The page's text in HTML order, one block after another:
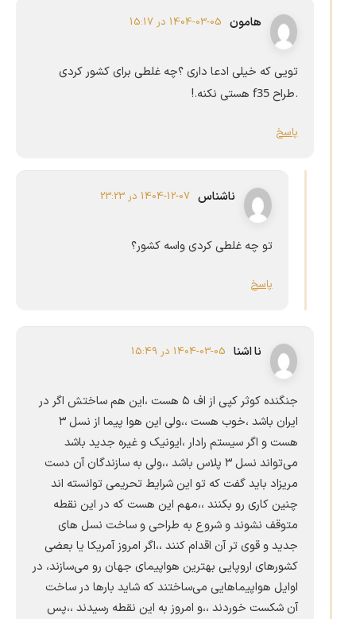
هامون 1404-03-05 در 15:17
تویی که خیلی ادعا داری ؟چه غلطی برای کشور کردی
.طراح f35هستی نکنه.!
پاسخ
ناشناس 1404-12-07 در 23:23
تو چه غلطی کردی واسه کشور؟
پاسخ
نا اشنا 1404-03-05 در 15:49
جنگنده کوثر کپی از اف ۵ هست ،این هم ساختش اگر در
ایران باشد ،خوب هست ،،ولی این هوا پیما از نسل ۳
هست و اگر سیستم رادار ،ایونیک و غیره جدید باشد
می‌تواند نسل ۳ پلاس باشد ،،ولی به سازندگان آن دست
مریزاد باید گفت که تو این شرایط تحریمی توانسته اند
چنین کاری رو بکنند ،،مهم این هست که در این نقطه
متوقف نشوند و شروع به طراحی و ساخت نسل های
جدید و قوی تر آن اقدام کنند ،،اگر امروز آمریکا یا بعضی
کشورهای اروپایی بهترین هواپیمای جهان رو می‌سازند، در
اوایل هواپیماهایی می‌ساختند که شاید بارها در ساخت
آن شکست خوردند ،،و امروز به این نقطه رسیدند ،،پس